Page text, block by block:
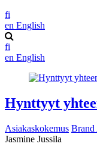
fi
en English
fi
en English
Hynttyyt
Asiakaskokemus Brand
Jasmine Jussila